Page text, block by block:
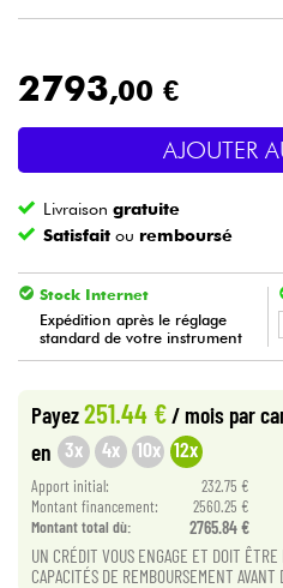
Eclairage
Violons & Quatuor
Câbles & Access.
HiFi
Packs
2793,00 €
AJOUTER
Livraisongratuite
Satisfait ou remboursé
Stock Internet
Expédition après le réglage
standard de votre instrument
•
•
Payez251.44 €/ mois par
en 3x 4x 10x 12x
Apport initial: 232.75 €
Montant financement:
2560.25 €
Montant total dù:
2765.84 €
UN CRÉDIT VOUS ENGAGE ET DOIT
CAPACITÉS DE REMBOURSEMENT AVANT